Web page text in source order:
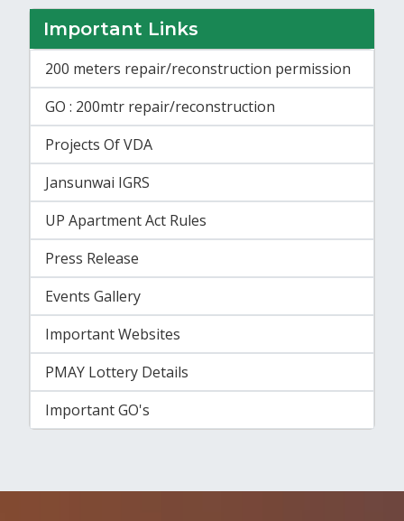
Important Links
200 meters repair/reconstruction permission
GO : 200mtr repair/reconstruction
Projects Of VDA
Jansunwai IGRS
UP Apartment Act Rules
Press Release
Events Gallery
Important Websites
PMAY Lottery Details
Important GO's